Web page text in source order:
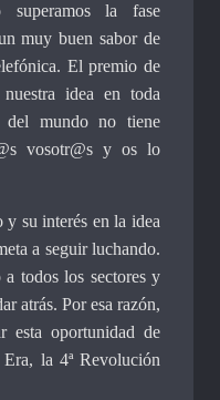
la fase
muy buen sabor de
El premio de
idea en toda
del mundo no tiene
vosotr@s y os lo
su interés en la idea
a seguir luchando.
todos los sectores y
atrás. Por esa razón,
esta oportunidad de
la 4ª Revolución